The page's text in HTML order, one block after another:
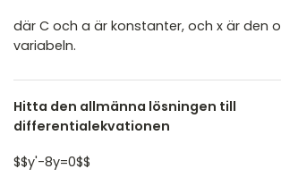
där C och a är konstanter, och x är den
variabeln.
Hitta den allmänna lösningen till
differentialekvationen
$$y'-8y=0$$